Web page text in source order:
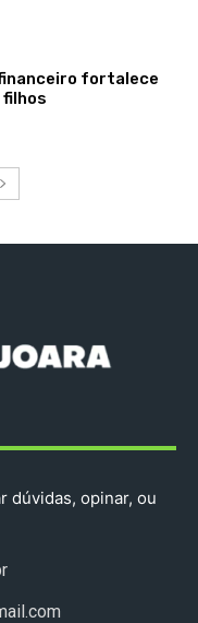
fortalece
filhos
dúvidas, opinar, ou